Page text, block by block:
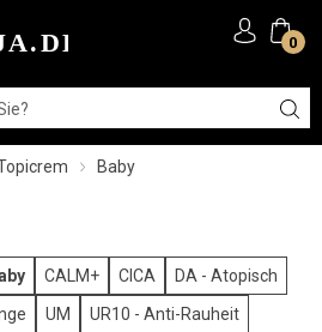
0
Baby
CALM+ CICA
DA - Atopisch
UM UR10 - Anti-Rauheit